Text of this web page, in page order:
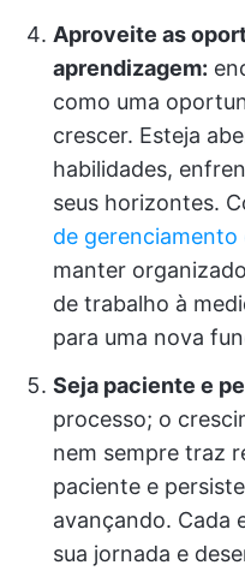
Aproveite as
aprendizagem:
como uma
crescer. Esteja
habilidades,
seus horizontes.
de
manter
de trabalho à
para uma nova
Seja paciente e
processo; o
nem sempre traz
paciente e
avançando. Cada
sua jornada e